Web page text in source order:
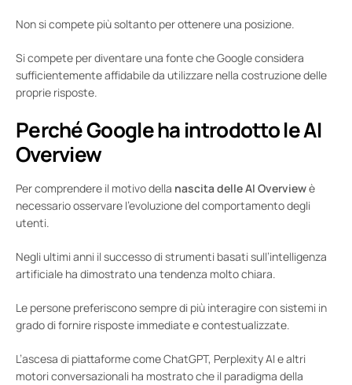
Non si compete più soltanto per ottenere una posizione.
Si compete per diventare una fonte che Google considera
sufficientemente affidabile da utilizzare nella costruzione delle
proprie risposte.
Perché Google ha introdotto le AI
Overview
Per comprendere il motivo della nascita delle AI Overviewè
necessario osservare l’evoluzione del comportamento degli
utenti.
Negli ultimi anni il successo di strumenti basati sull’intelligenza
artificiale ha dimostrato una tendenza molto chiara.
Le persone preferiscono sempre di più interagire con sistemi in
grado di fornire risposte immediate e contestualizzate.
L’ascesa di piattaforme come ChatGPT, Perplexity AI e altri
motori conversazionali ha mostrato che il paradigma della